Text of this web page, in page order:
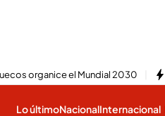
organice el Mundial 2030
Lo últimoNacionalInternacional